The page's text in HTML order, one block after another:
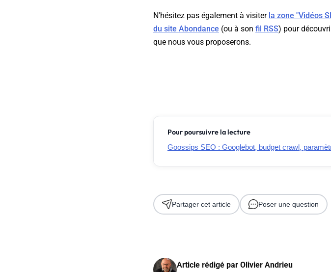
N'hésitez pas également à visiter la zone "Vidéos
du site Abondance (ou à son fil RSS) pour
que nous vous proposerons.
Pour poursuivre la lecture
Goossips SEO : Googlebot, budget crawl,
Partager cet article Poser une question
Article rédigé par Olivier Andrieu